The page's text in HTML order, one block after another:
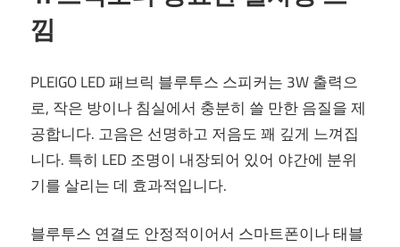
낌
PLEIGO LED 패브릭 블루투스 스피커는 3W 출력으
로, 작은 방이나 침실에서 충분히 쓸 만한 음질을 제
공합니다. 고음은 선명하고 저음도 꽤 깊게 느껴집
니다. 특히 LED 조명이 내장되어 있어 야간에 분위
기를 살리는 데 효과적입니다.
블루투스 연결도 안정적이어서 스마트폰이나 태블